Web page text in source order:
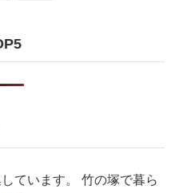
ています。 竹の塚で暮ら